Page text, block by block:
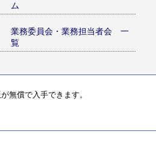
ム
業務委員会・業務担当者会 一
覧
無償で入手できます。